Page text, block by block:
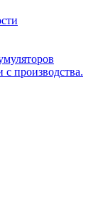
производства.